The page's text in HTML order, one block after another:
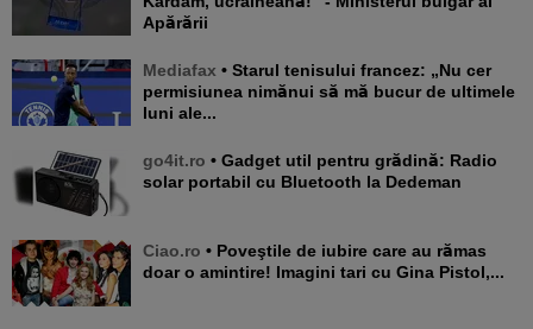
Apărării
Mediafax • Starul tenisului francez: „Nu cer
permisiunea nimănui să mă bucur de ultimele
luni ale...
go4it.ro • Gadget util pentru grădină: Radio
solar portabil cu Bluetooth la Dedeman
Ciao.ro • Poveştile de iubire care au rămas
doar o amintire! Imagini tari cu Gina Pistol,...